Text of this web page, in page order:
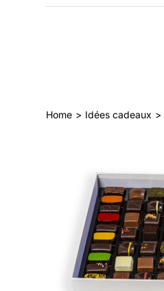
Home Idées cadeaux